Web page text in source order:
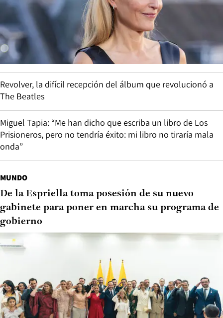
Revolver, la difícil recepción del álbum que revolucionó a
The Beatles
Miguel Tapia: “Me han dicho que escriba un libro de Los
Prisioneros, pero no tendría éxito: mi libro no tiraría mala
onda”
MUNDO
De la Espriella toma posesión de su nuevo
gabinete para poner en marcha su programa de
gobierno